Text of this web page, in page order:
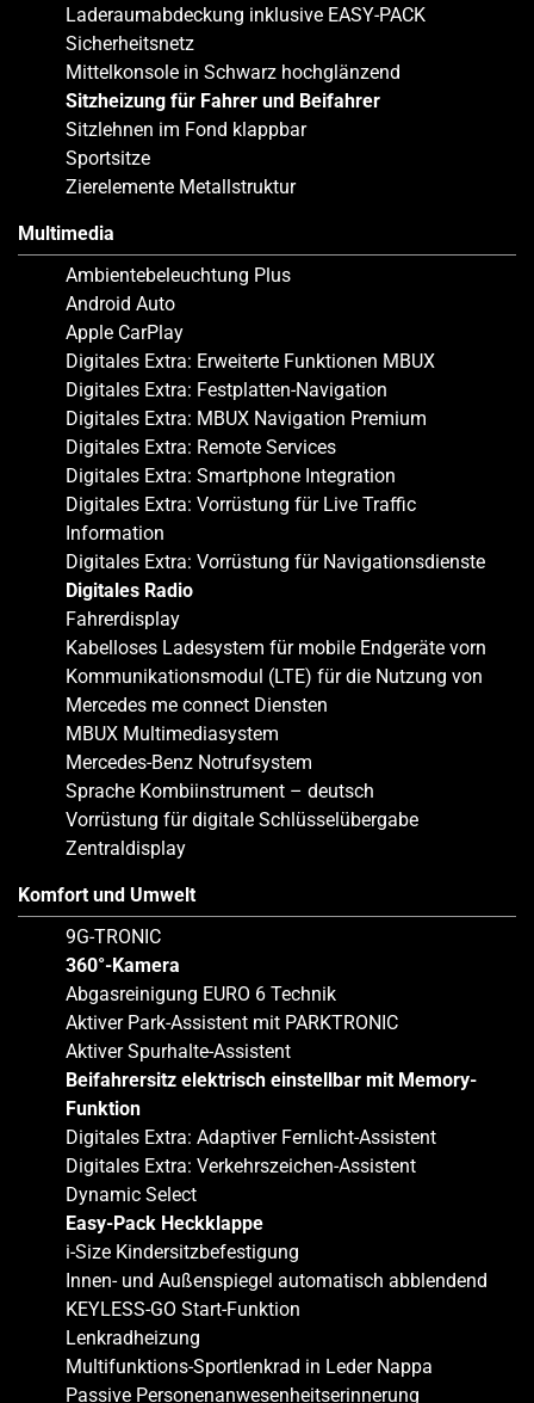
Laderaumabdeckung inklusive EASY-PACK
Sicherheitsnetz
Mittelkonsole in Schwarz hochglänzend
Sitzheizung für Fahrer und Beifahrer
Sitzlehnen im Fond klappbar
Sportsitze
Zierelemente Metallstruktur
Multimedia
Ambientebeleuchtung Plus
Android Auto
Apple CarPlay
Digitales Extra: Erweiterte Funktionen MBUX
Digitales Extra: Festplatten-Navigation
Digitales Extra: MBUX Navigation Premium
Digitales Extra: Remote Services
Digitales Extra: Smartphone Integration
Digitales Extra: Vorrüstung für Live Traffic
Information
Digitales Extra: Vorrüstung für Navigationsdienste
Digitales Radio
Fahrerdisplay
Kabelloses Ladesystem für mobile Endgeräte vorn
Kommunikationsmodul (LTE) für die Nutzung von
Mercedes me connect Diensten
MBUX Multimediasystem
Mercedes-Benz Notrufsystem
Sprache Kombiinstrument – deutsch
Vorrüstung für digitale Schlüsselübergabe
Zentraldisplay
Komfort und Umwelt
9G-TRONIC
360°-Kamera
Abgasreinigung EURO 6 Technik
Aktiver Park-Assistent mit PARKTRONIC
Aktiver Spurhalte-Assistent
Beifahrersitz elektrisch einstellbar mit Memory-
Funktion
Digitales Extra: Adaptiver Fernlicht-Assistent
Digitales Extra: Verkehrszeichen-Assistent
Dynamic Select
Easy-Pack Heckklappe
i-Size Kindersitzbefestigung
Innen- und Außenspiegel automatisch abblendend
KEYLESS-GO Start-Funktion
Lenkradheizung
Multifunktions-Sportlenkrad in Leder Nappa
Passive Personenanwesenheitserinnerung